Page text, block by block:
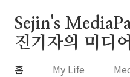
Sejin's
진기자의 미디
홈 My Life